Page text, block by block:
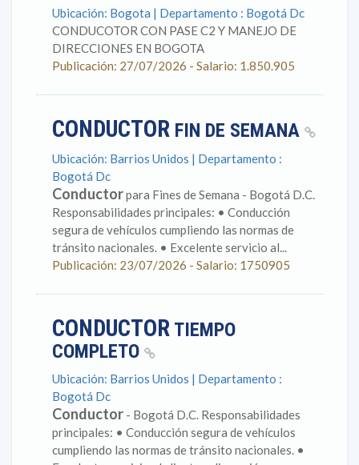
Ubicación: Bogota | Departamento : Bogotá Dc
CONDUCOTOR CON PASE C2 Y MANEJO DE
DIRECCIONES EN BOGOTA
Publicación: 27/07/2026 - Salario: 1.850.905
CONDUCTOR FIN DE SEMANA
Ubicación: Barrios Unidos | Departamento :
Bogotá Dc
Conductorpara Fines de Semana - Bogotá D.C.
Responsabilidades principales: • Conducción
segura de vehículos cumpliendo las normas de
tránsito nacionales. • Excelente servicio al...
Publicación: 23/07/2026 - Salario: 1750905
CONDUCTOR TIEMPO
COMPLETO
Ubicación: Barrios Unidos | Departamento :
Bogotá Dc
Conductor - Bogotá D.C. Responsabilidades
principales: • Conducción segura de vehículos
cumpliendo las normas de tránsito nacionales. •